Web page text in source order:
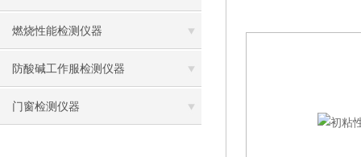
燃烧性能检测仪器
防酸碱工作服检测仪器
门窗检测仪器